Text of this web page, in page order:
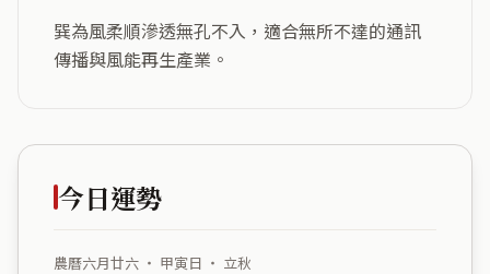
巽為風柔順滲透無孔不入，適合無所不達的通訊
傳播與風能再生產業。
今日運勢
農曆六月廿六 ・ 甲寅日 ・ 立秋